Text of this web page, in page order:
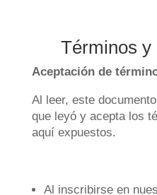
Términos y
Aceptación de
Al leer, este
que leyó y acepta los
aquí expuestos.
Al inscribirse en